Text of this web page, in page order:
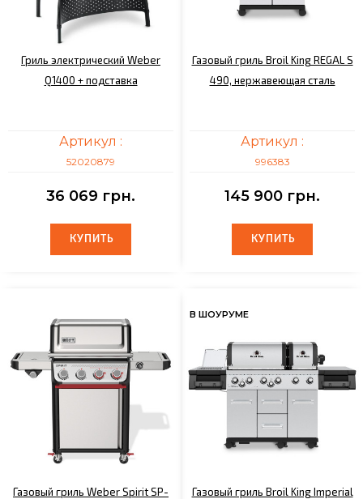
Гриль электрический Weber
Q1400 + подставка
Артикул :
52020879
36 069 грн.
КУПИТЬ
КУПИТЬ
Газовый гриль Broil King REGAL S
490, нержавеющая сталь
Артикул :
996383
145 900 грн.
КУПИТЬ
КУПИТЬ
Газовый гриль Weber Spirit SP-
В ШОУРУМЕ
Газовый гриль Broil King Imperial